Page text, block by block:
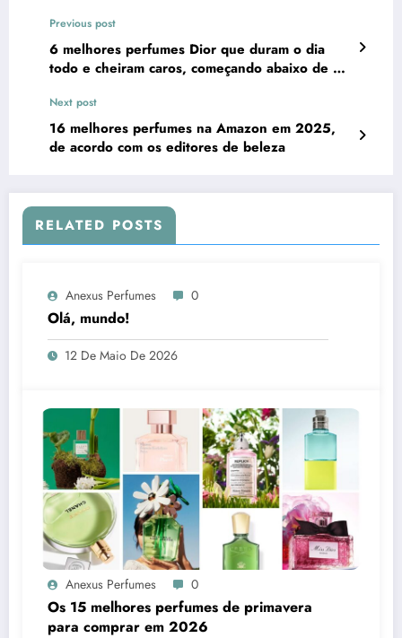
Previous post
6 melhores perfumes Dior que duram o dia
todo e cheiram caros, começando abaixo de £
Next post
16 melhores perfumes na Amazon em 2025,
de acordo com os editores de beleza
RELATED POSTS
Anexus Perfumes 0
Olá, mundo!
12 De Maio De 2026
Anexus Perfumes 0
Os 15 melhores perfumes de primavera
para comprar em 2026